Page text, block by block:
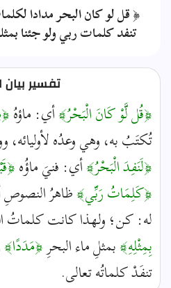
﴿ قل لو كان البحر مدادا
تنفد كلمات ربي ولو جئنا
تفسير بيان
﴿قُل لَّوْ كَانَ الْبَحْرُ﴾أي: ماؤهُ
تُكتَبُ به، وهي وعدُه لأوليائه،
﴿لَنَفِدَ الْبَحْرُ﴾أي: فنيَ ماؤُه
﴿كَلِمَاتُ رَبِّي﴾ظاهرُ النصوصِ
له: كن؛ ولهذا كانت كلماتُ
بِمِثْلِهِ﴾بمثلِ ماء البحرِ﴿مَدَدًا﴾
تنفَدْ كلماتُه تعالى.